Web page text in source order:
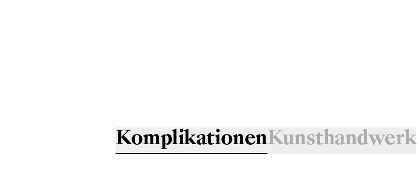
KomplikationenKunsthandwerk